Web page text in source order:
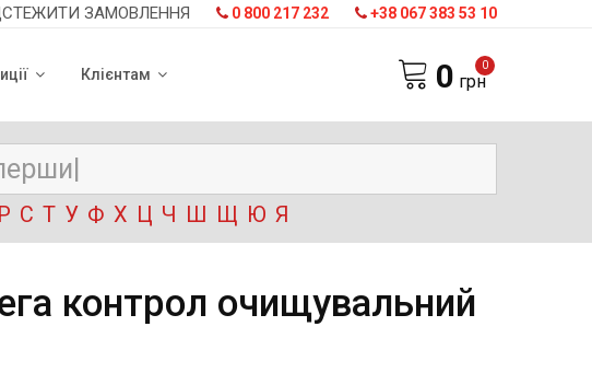
ЗАМОВЛЕННЯ 0 800 217 232 +38 067 383 53 10
Клієнтам
0
0 грн
Р С Т У Ф Х Ц Ч Ш Щ Ю Я
контрол очищувальний